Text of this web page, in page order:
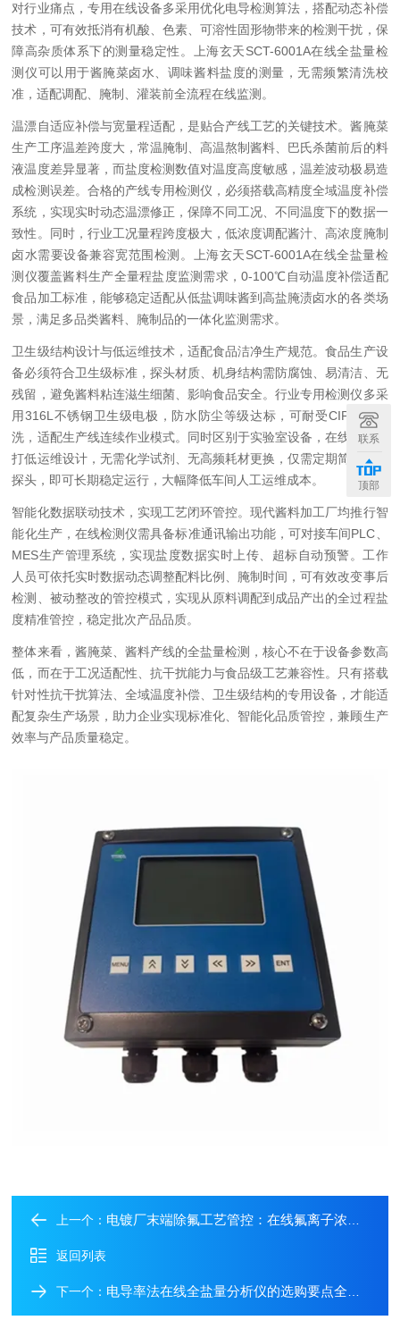
对行业痛点，专用在线设备多采用优化电导检测算法，搭配动态补偿
技术，可有效抵消有机酸、色素、可溶性固形物带来的检测干扰，保
障高杂质体系下的测量稳定性。上海玄天SCT-6001A在线全盐量检
测仪可以用于酱腌菜卤水、调味酱料盐度的测量，无需频繁清洗校
准，适配调配、腌制、灌装前全流程在线监测。
温漂自适应补偿与宽量程适配，是贴合产线工艺的关键技术。酱腌菜
生产工序温差跨度大，常温腌制、高温熬制酱料、巴氏杀菌前后的料
液温度差异显著，而盐度检测数值对温度高度敏感，温差波动极易造
成检测误差。合格的产线专用检测仪，必须搭载高精度全域温度补偿
系统，实现实时动态温漂修正，保障不同工况、不同温度下的数据一
致性。同时，行业工况量程跨度极大，低浓度调配酱汁、高浓度腌制
卤水需要设备兼容宽范围检测。上海玄天SCT-6001A在线全盐量检
测仪覆盖酱料生产全量程盐度监测需求，0-100℃自动温度补偿适配
食品加工标准，能够稳定适配从低盐调味酱到高盐腌渍卤水的各类场
景，满足多品类酱料、腌制品的一体化监测需求。
卫生级结构设计与低运维技术，适配食品洁净生产规范。食品生产设
备必须符合卫生级标准，探头材质、机身结构需防腐蚀、易清洁、无
残留，避免酱料粘连滋生细菌、影响食品安全。行业专用检测仪多采
用316L不锈钢卫生级电极，防水防尘等级达标，可耐受CIP现场清
洗，适配生产线连续作业模式。同时区别于实验室设备，在线设备主
打低运维设计，无需化学试剂、无高频耗材更换，仅需定期简易清洁
探头，即可长期稳定运行，大幅降低车间人工运维成本。
智能化数据联动技术，实现工艺闭环管控。现代酱料加工厂均推行智
能化生产，在线检测仪需具备标准通讯输出功能，可对接车间PLC、
MES生产管理系统，实现盐度数据实时上传、超标自动预警。工作
人员可依托实时数据动态调整配料比例、腌制时间，可有效改变事后
检测、被动整改的管控模式，实现从原料调配到成品产出的全过程盐
度精准管控，稳定批次产品品质。
整体来看，酱腌菜、酱料产线的全盐量检测，核心不在于设备参数高
低，而在于工况适配性、抗干扰能力与食品级工艺兼容性。只有搭载
针对性抗干扰算法、全域温度补偿、卫生级结构的专用设备，才能适
配复杂生产场景，助力企业实现标准化、智能化品质管控，兼顾生产
效率与产品质量稳定。
上一个： 电镀厂末端除氟工艺管控：在线氟离子浓度分析仪现场落地应用实例
返回列表
下一个： 电导率法在线全盐量分析仪的选购要点全解析
联系
顶部